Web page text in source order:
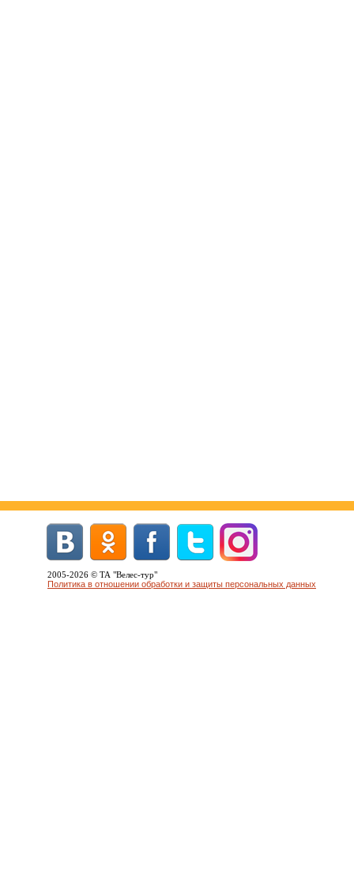
2005-2026 © ТА "Велес-тур"
Политика в отношении обработки и защиты персональных данных